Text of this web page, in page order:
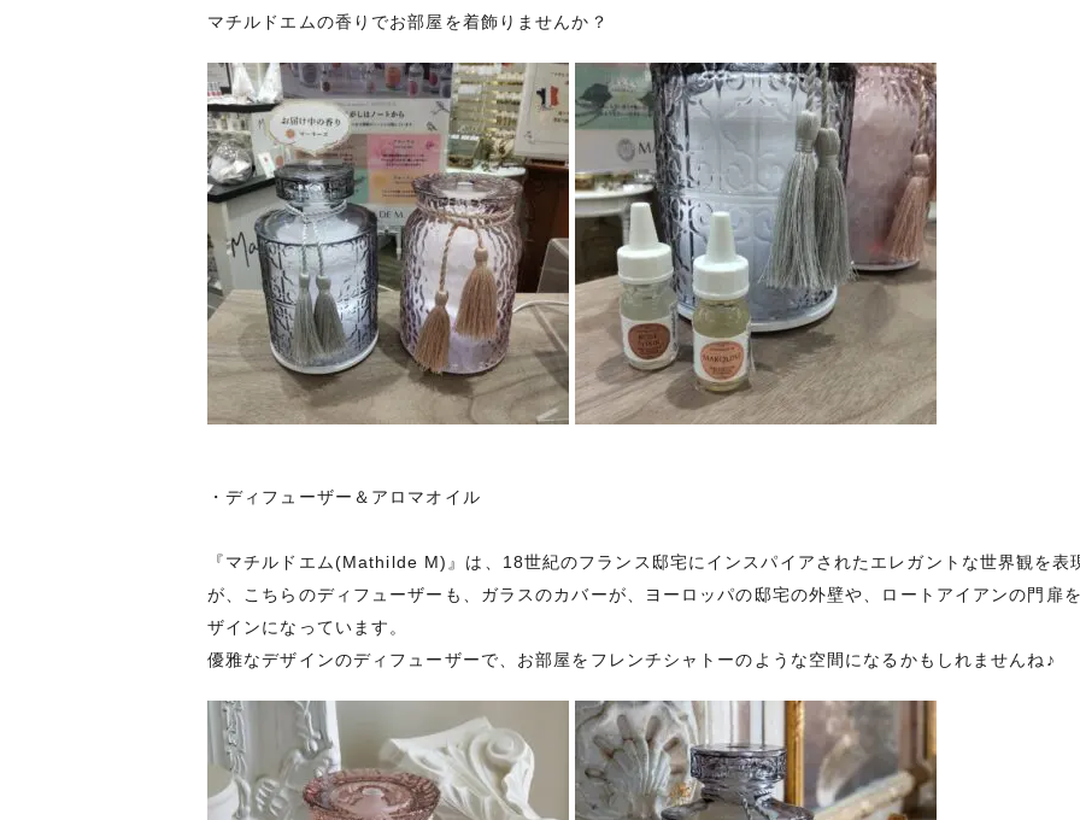
マチルドエムの香りでお部屋を着飾りませんか？
・ディフューザー＆アロマオイル
『マチルドエム(Mathilde M)』は、18世紀のフランス邸宅にインスパイアされたエレガントな世界観を表
が、こちらのディフューザーも、ガラスのカバーが、ヨーロッパの邸宅の外壁や、ロートアイアンの門扉
ザインになっています。
優雅なデザインのディフューザーで、お部屋をフレンチシャトーのような空間になるかもしれませんね♪